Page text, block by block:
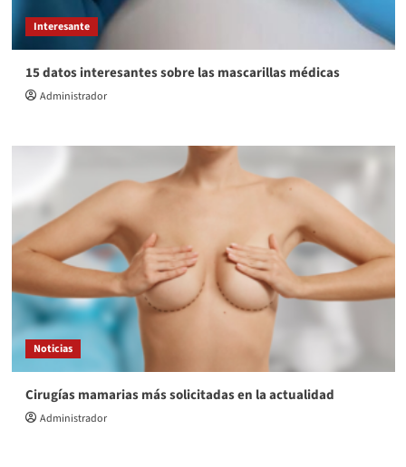
Interesante
15 datos interesantes sobre las mascarillas médicas
Administrador
Noticias
Cirugías mamarias más solicitadas en la actualidad
Administrador